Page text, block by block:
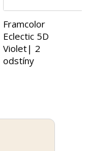
Framcolor
Eclectic 5D
Violet| 2
odstíny